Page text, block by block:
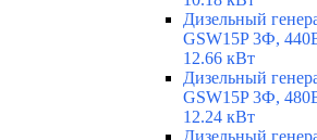
Дизельный
GSW15P 3Ф,
12.66 кВт
Дизельный
GSW15P 3Ф,
12.24 кВт